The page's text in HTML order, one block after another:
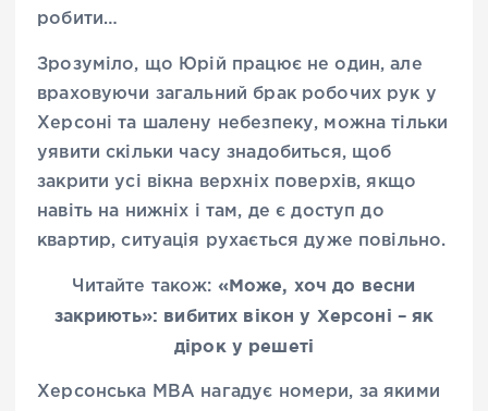
робити…
Зрозуміло, що Юрій працює не один, але
враховуючи загальний брак робочих рук у
Херсоні та шалену небезпеку, можна тільки
уявити скільки часу знадобиться, щоб
закрити усі вікна верхніх поверхів, якщо
навіть на нижніх і там, де є доступ до
квартир, ситуація рухається дуже повільно.
Читайте також: «Може, хоч до весни
закриють»: вибитих вікон у Херсоні – як
дірок у решеті
Херсонська МВА нагадує номери, за якими